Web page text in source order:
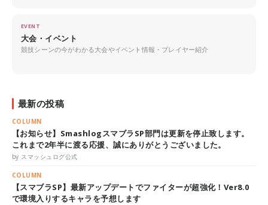
EVENT
大会・イベント
競技シーンの今がわかる大会やイベント情報・プレイヤー紹介
最新の投稿
COLUMN
【お知らせ】SmashlogスマブラSP部門は更新を停止致します。
これまで2年半に渡る応援、誠にありがとうございました。
by スマッシュログ公式
COLUMN
【スマブラSP】最新アップデートでファイターが超強化！Ver8.0
で環境入りするキャラを予想します